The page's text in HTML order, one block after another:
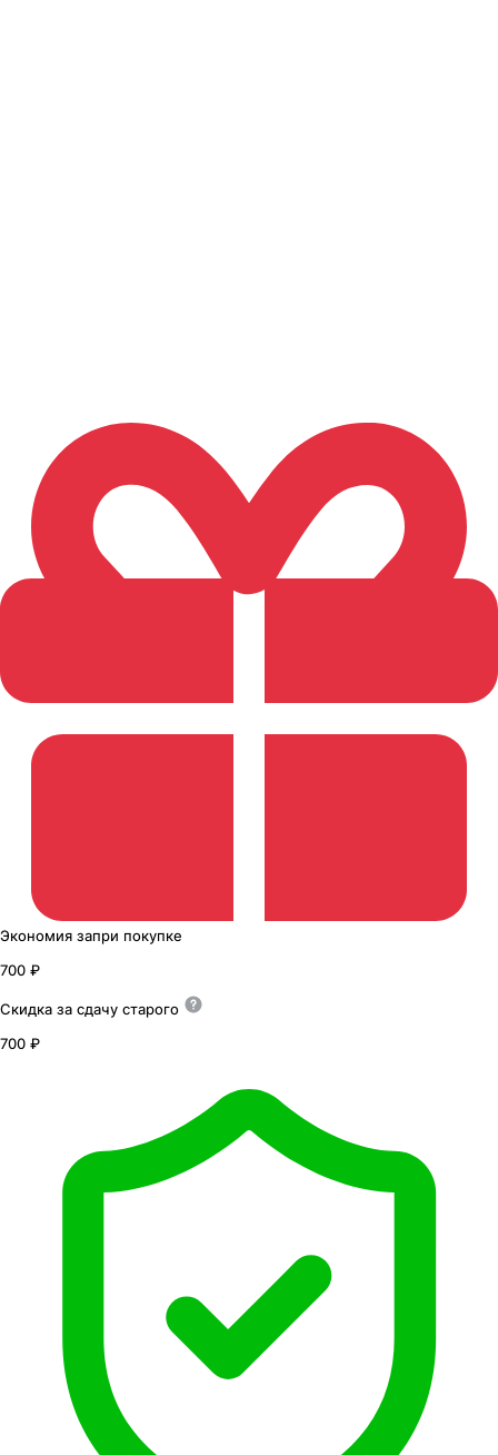
Экономия запри покупке
700 ₽
Скидка за сдачу старого
700 ₽